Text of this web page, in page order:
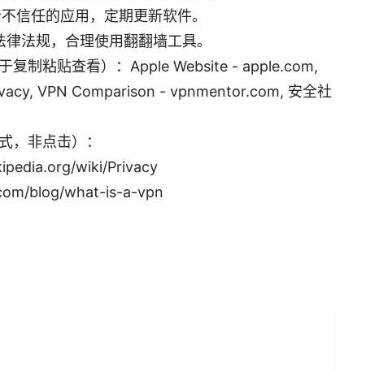
信任的应用，定期更新软件。
法规，合理使用翻翻墙工具。
复制粘贴查看）：Apple Website - apple.com,
VPN Comparison - vpnmentor.com, 安全社
，非点击）：
wiki/Privacy
blog/what-is-a-vpn